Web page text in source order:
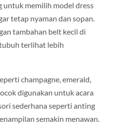
untuk memilih model dress
tetap nyaman dan sopan.
tambahan belt kecil di
terlihat lebih
champagne, emerald,
digunakan untuk acara
sederhana seperti anting
semakin menawan.